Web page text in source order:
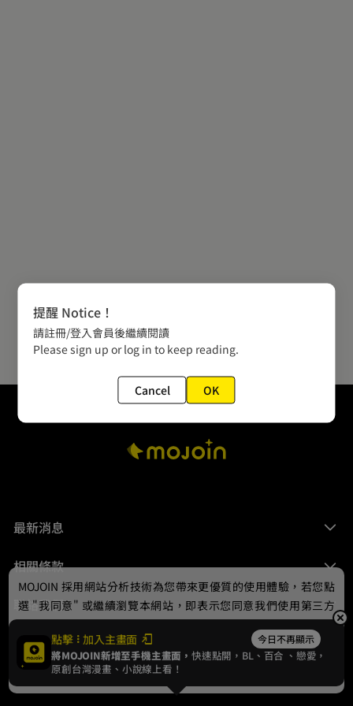
最新消息
相關條款
聯絡我們
© 2024 gamania Digital Entertainment Co., Ltd.
點擊 加入主畫面 今日不再顯示
將MOJOIN新增至手機主畫面，快速點開，BL、 百合 、戀愛，
原創台灣漫畫、小說線上看！
MOJOIN 採用網站分析技術為您帶來更優質的使用體驗，若您點
選 "我同意" 或繼續瀏覽本網站，即表示您同意我們使用第三方
Cookie，欲瞭解更多資訊請見隱私權政策。
我同意
提醒 Notice！
請註冊/登入會員後繼續閱讀
Please sign up or log in to keep reading.
Cancel OK